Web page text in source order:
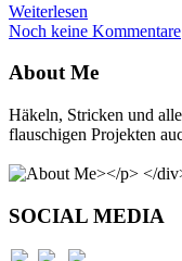
Weiterlesen
Noch keine Kommentare
About Me
Häkeln, Stricken und
flauschigen Projekten
SOCIAL MEDIA